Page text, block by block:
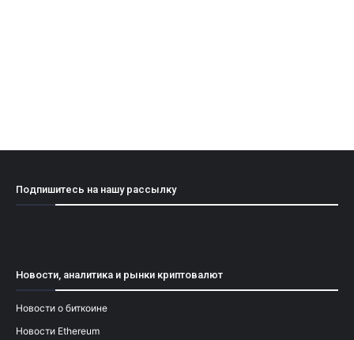
Подпишитесь на нашу рассылку
Новости, аналитика и рынки криптовалют
Новости о биткоине
Новости Ethereum